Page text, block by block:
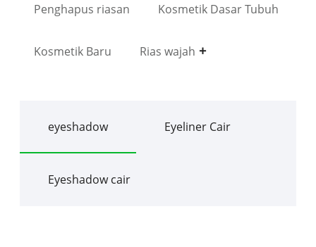
Penghapus riasan Kosmetik Dasar Tubuh
Kosmetik Baru Rias wajah
eyeshadow Eyeliner Cair
Eyeshadow cair